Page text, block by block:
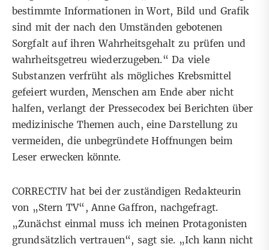
bestimmte Informationen in Wort, Bild und Grafik
sind mit der nach den Umständen gebotenen
Sorgfalt auf ihren Wahrheitsgehalt zu prüfen und
wahrheitsgetreu wiederzugeben.“ Da viele
Substanzen verfrüht als mögliches Krebsmittel
gefeiert wurden, Menschen am Ende aber nicht
halfen, verlangt der Pressecodex bei Berichten über
medizinische Themen auch, eine Darstellung zu
vermeiden, die unbegründete Hoffnungen beim
Leser erwecken könnte.
CORRECTIV hat bei der zuständigen Redakteurin
von „Stern TV“, Anne Gaffron, nachgefragt.
„Zunächst einmal muss ich meinen Protagonisten
grundsätzlich vertrauen“, sagt sie. „Ich kann nicht